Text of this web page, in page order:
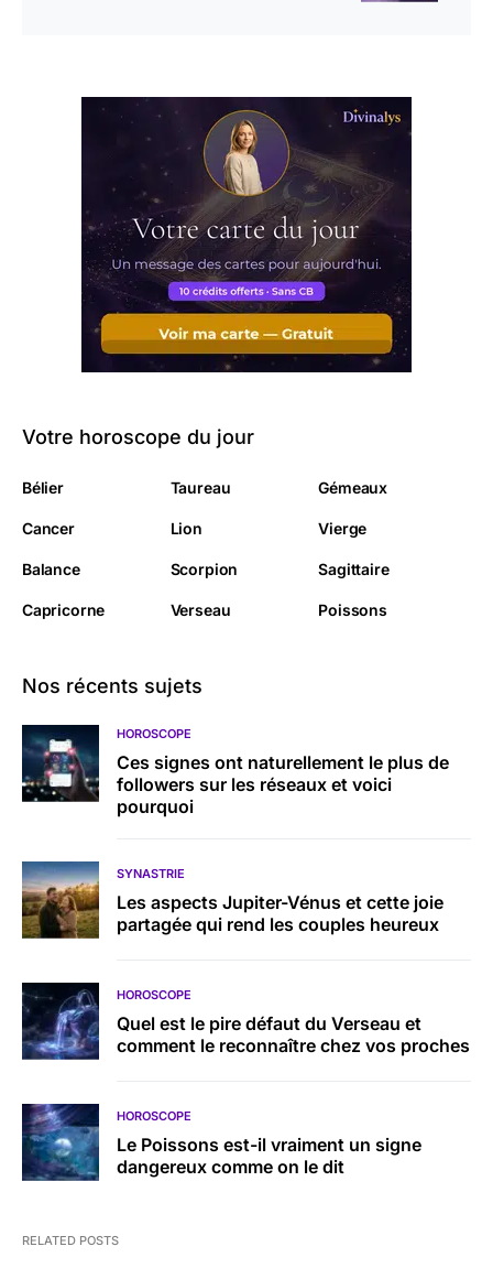
Votre horoscope du jour
Bélier Taureau Gémeaux
Cancer Lion Vierge
Balance Scorpion Sagittaire
Capricorne Verseau Poissons
Nos récents sujets
HOROSCOPE
Ces signes ont naturellement le plus de
followers sur les réseaux et voici
pourquoi
SYNASTRIE
Les aspects Jupiter-Vénus et cette joie
partagée qui rend les couples heureux
HOROSCOPE
Quel est le pire défaut du Verseau et
comment le reconnaître chez vos proches
HOROSCOPE
Le Poissons est-il vraiment un signe
dangereux comme on le dit
RELATED POSTS